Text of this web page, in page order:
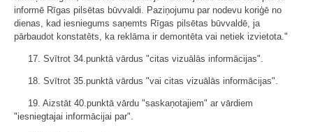
informē Rīgas pilsētas būvvaldi. Paziņojumu par nodevu koriģē no
dienas, kad iesniegums saņemts Rīgas pilsētas būvvaldē, ja
pārbaudot konstatēts, ka reklāma ir demontēta vai netiek izvietota."
17. Svītrot 34.punktā vārdus "citas vizuālās informācijas".
18. Svītrot 35.punktā vārdus "vai citas vizuālās informācijas".
19. Aizstāt 40.punktā vārdu "saskaņotajiem" ar vārdiem
"iesniegtajai informācijai par".